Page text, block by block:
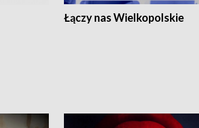
Łączy nas Wielkopolskie